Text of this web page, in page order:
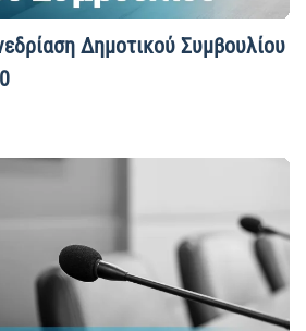
Δημοτικού Συμβουλίου